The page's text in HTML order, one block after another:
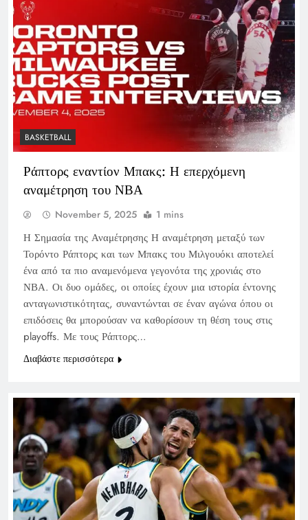
BASKETBALL
Ράπτορς εναντίον Μπακς: Η επερχόμενη
αναμέτρηση του ΝΒΑ
November 5, 2025 1 mins
Η Σημασία της Αναμέτρησης Η αναμέτρηση μεταξύ των
Τορόντο Ράπτορς και των Μπακς του Μιλγουόκι αποτελεί
ένα από τα πιο αναμενόμενα γεγονότα της χρονιάς στο
ΝΒΑ. Οι δυο ομάδες, οι οποίες έχουν μια ιστορία έντονης
ανταγωνιστικότητας, συναντώνται σε έναν αγώνα όπου οι
επιδόσεις θα μπορούσαν να καθορίσουν τη θέση τους στις
playoffs. Με τους Ράπτορς…
Διαβάστε περισσότερα